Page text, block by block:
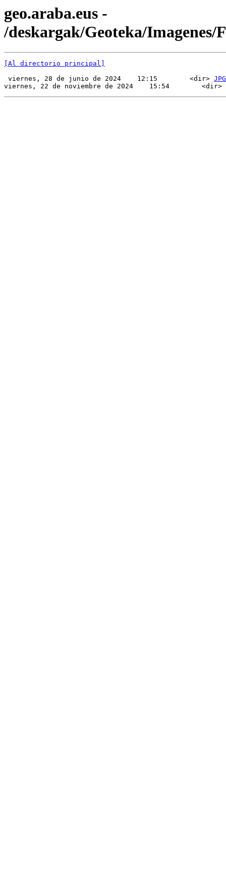
geo.araba.eus -
/deskargak/Geoteka/Imagenes/
[Al directorio principal]
viernes, 28 de junio de 2024    12:15        <dir> JPG
viernes, 22 de noviembre de 2024    15:54        <dir>